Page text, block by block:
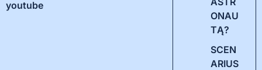
youtube
ONAU
TĄ?
SCEN
ARIUS